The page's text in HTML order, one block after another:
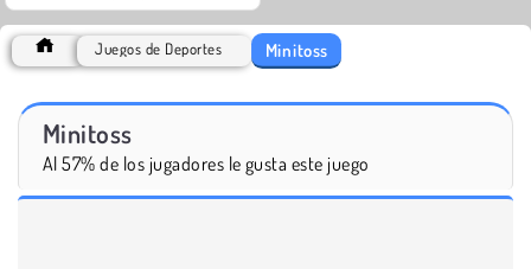
Juegos de Deportes Minitoss
Minitoss
Al 57% de los jugadores le gusta este juego